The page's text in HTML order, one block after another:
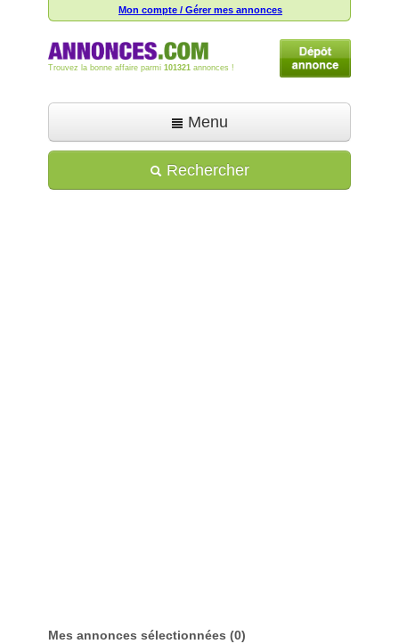
Mon compte / Gérer mes annonces
Trouvez la bonne affaire parmi 101321 annonces !
Menu
Déposer une annonce
Rechercher
Mes annonces sélectionnées (0)